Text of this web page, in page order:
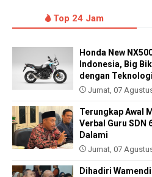
Top 24 Jam
Honda New
Indonesia, Big
dengan
Jumat, 07
Terungkap Awal
Verbal Guru SDN
Dalami
Jumat, 07
Dihadiri